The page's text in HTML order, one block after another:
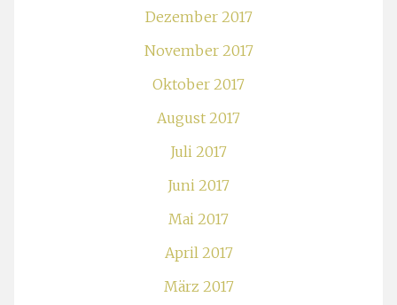
Dezember 2017
November 2017
Oktober 2017
August 2017
Juli 2017
Juni 2017
Mai 2017
April 2017
März 2017